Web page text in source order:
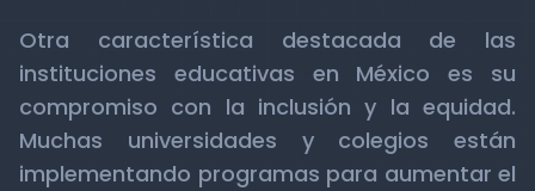
Otra característica destacada de las
instituciones educativas en México es su
compromiso con la inclusión y la equidad.
Muchas universidades y colegios están
implementando programas para aumentar el